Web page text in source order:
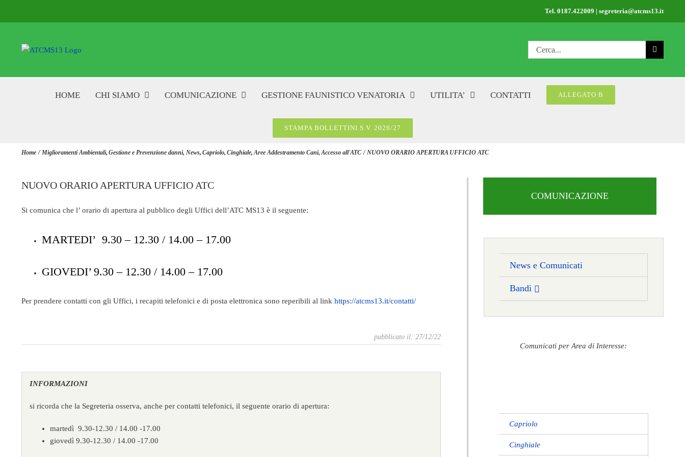
Tel. 0187.422009 | segreteria@atcms13.it
Cerca
per:
HOME CHI SIAMO COMUNICAZIONE GESTIONE FAUNISTICO VENATORIA UTILITA’ CONTATTI ALLEGATO B
STAMPA BOLLETTINI S.V. 2026/27
Home Miglioramenti Ambientali Gestione e Prevenzione danni News Capriolo Cinghiale Aree Addestramento Cani Accesso all'ATC NUOVO ORARIO APERTURA UFFICIO ATC
NUOVO ORARIO APERTURA UFFICIO ATC
Si comunica che l’ orario di apertura al pubblico degli Uffici dell’ATC MS13 è il seguente:
MARTEDI’ 9.30 – 12.30 / 14.00 – 17.00
GIOVEDI’ 9.30 – 12.30 / 14.00 – 17.00
Per prendere contatti con gli Uffici, i recapiti telefonici e di posta elettronica sono reperibili al link https://atcms13.it/contatti/
pubblicato il: 27/12/22
INFORMAZIONI
si ricorda che la Segreteria osserva, anche per contatti telefonici, il seguente orario di apertura:
martedì 9.30-12.30 / 14.00 -17.00
giovedì 9.30-12.30 / 14.00 -17.00
COMUNICAZIONE
News e Comunicati
Bandi
Comunicati per Area di Interesse:
Capriolo
Cinghiale